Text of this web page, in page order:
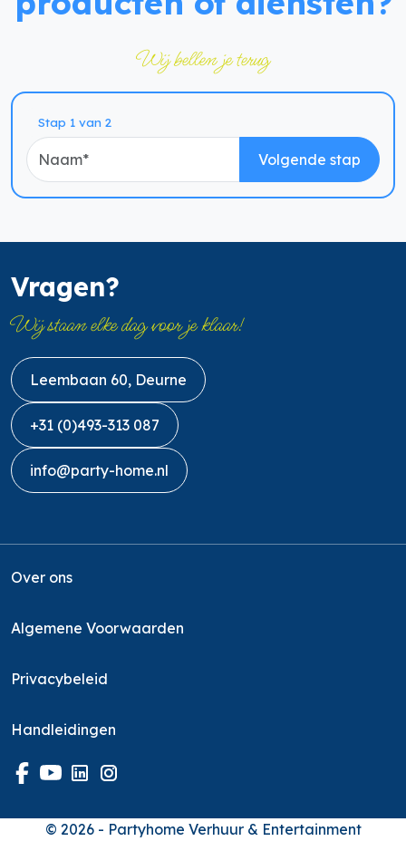
Wij bellen je terug
Stap 1 van 2
Naam
Volgende stap
Vragen?
Wij staan elke dag voor je klaar!
Leembaan 60, Deurne
+31 (0)493-313 087
info@party-home.nl
Over ons
Algemene Voorwaarden
Privacybeleid
Handleidingen
© 2026 - Partyhome Verhuur & Entertainment